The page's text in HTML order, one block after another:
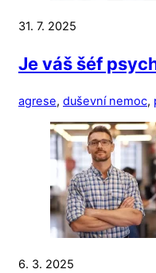
31. 7. 2025
Je váš šéf
agrese, duševní nemoc,
6. 3. 2025